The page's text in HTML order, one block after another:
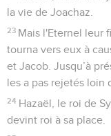
La quinzième
Samarie. Il régna 41
Il fit ce qui est mal
d'aucun des péchés
Il rétablit les